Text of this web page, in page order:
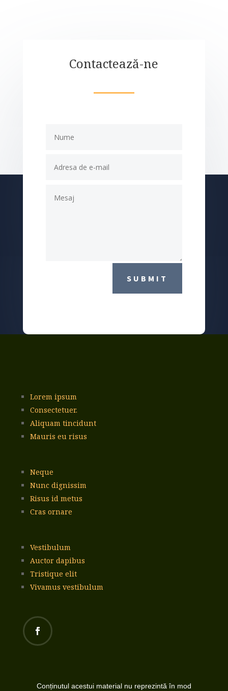
Contactează-ne
SUBMIT
Lorem ipsum
Consectetuer.
Aliquam tincidunt
Mauris eu risus
Neque
Nunc dignissim
Risus id metus
Cras ornare
Vestibulum
Auctor dapibus
Tristique elit
Vivamus vestibulum
Conținutul acestui material nu reprezintă în mod